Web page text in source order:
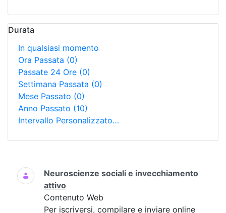
Durata
In qualsiasi momento
Ora Passata (0)
Passate 24 Ore (0)
Settimana Passata (0)
Mese Passato (0)
Anno Passato (10)
Intervallo Personalizzato…
Ricerca
Neuroscienze sociali e invecchiamento
attivo
Contenuto Web
Per iscriversi, compilare e inviare online